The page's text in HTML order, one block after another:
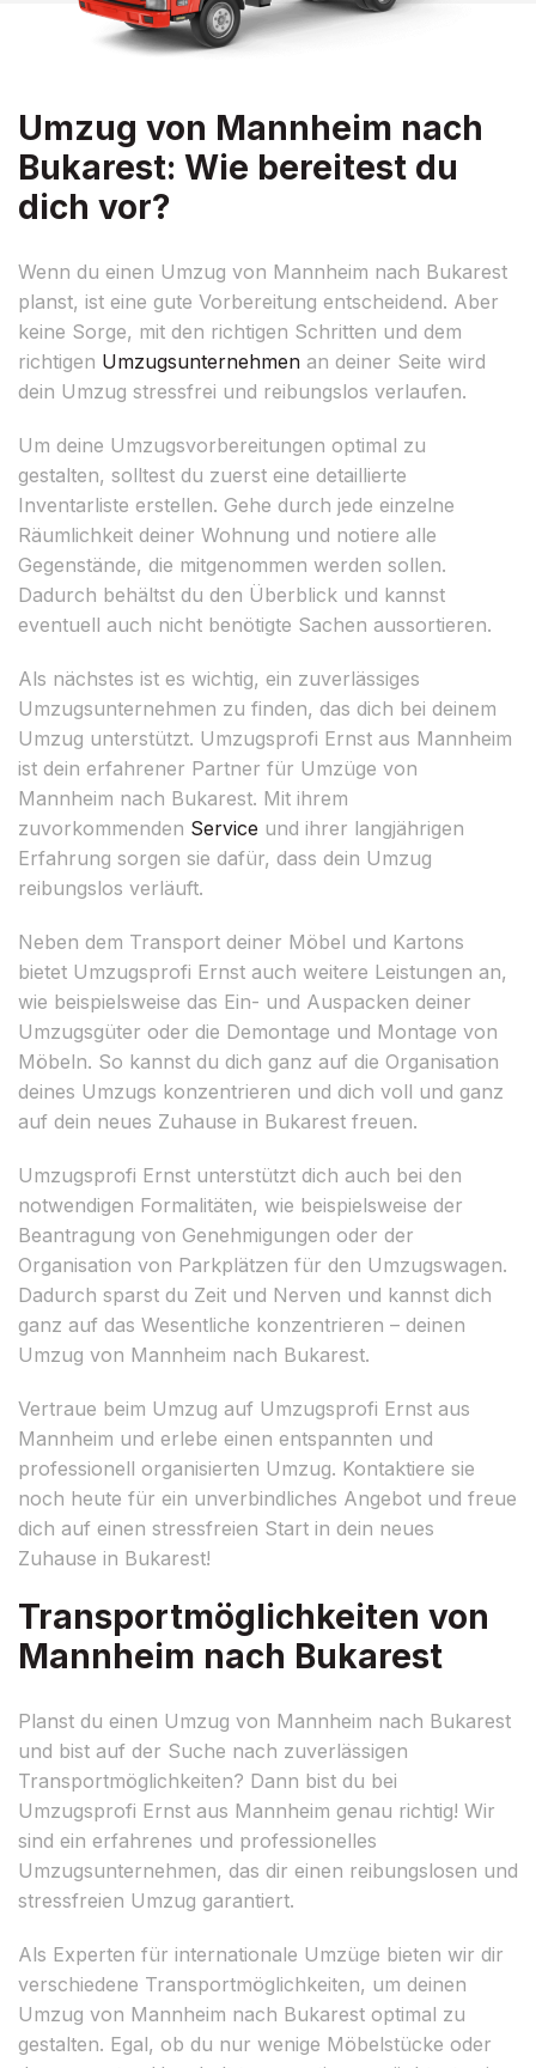
Umzug von Mannheim nach
Bukarest: Wie bereitest du
dich vor?
Wenn du einen Umzug von Mannheim nach Bukarest
planst, ist eine gute Vorbereitung entscheidend. Aber
keine Sorge, mit den richtigen Schritten und dem
richtigen Umzugsunternehmen an deiner Seite wird
dein Umzug stressfrei und reibungslos verlaufen.
Um deine Umzugsvorbereitungen optimal zu
gestalten, solltest du zuerst eine detaillierte
Inventarliste erstellen. Gehe durch jede einzelne
Räumlichkeit deiner Wohnung und notiere alle
Gegenstände, die mitgenommen werden sollen.
Dadurch behältst du den Überblick und kannst
eventuell auch nicht benötigte Sachen aussortieren.
Als nächstes ist es wichtig, ein zuverlässiges
Umzugsunternehmen zu finden, das dich bei deinem
Umzug unterstützt. Umzugsprofi Ernst aus Mannheim
ist dein erfahrener Partner für Umzüge von
Mannheim nach Bukarest. Mit ihrem
zuvorkommenden Service und ihrer langjährigen
Erfahrung sorgen sie dafür, dass dein Umzug
reibungslos verläuft.
Neben dem Transport deiner Möbel und Kartons
bietet Umzugsprofi Ernst auch weitere Leistungen an,
wie beispielsweise das Ein- und Auspacken deiner
Umzugsgüter oder die Demontage und Montage von
Möbeln. So kannst du dich ganz auf die Organisation
deines Umzugs konzentrieren und dich voll und ganz
auf dein neues Zuhause in Bukarest freuen.
Umzugsprofi Ernst unterstützt dich auch bei den
notwendigen Formalitäten, wie beispielsweise der
Beantragung von Genehmigungen oder der
Organisation von Parkplätzen für den Umzugswagen.
Dadurch sparst du Zeit und Nerven und kannst dich
ganz auf das Wesentliche konzentrieren – deinen
Umzug von Mannheim nach Bukarest.
Vertraue beim Umzug auf Umzugsprofi Ernst aus
Mannheim und erlebe einen entspannten und
professionell organisierten Umzug. Kontaktiere sie
noch heute für ein unverbindliches Angebot und freue
dich auf einen stressfreien Start in dein neues
Zuhause in Bukarest!
Transportmöglichkeiten von
Mannheim nach Bukarest
Planst du einen Umzug von Mannheim nach Bukarest
und bist auf der Suche nach zuverlässigen
Transportmöglichkeiten? Dann bist du bei
Umzugsprofi Ernst aus Mannheim genau richtig! Wir
sind ein erfahrenes und professionelles
Umzugsunternehmen, das dir einen reibungslosen und
stressfreien Umzug garantiert.
Als Experten für internationale Umzüge bieten wir dir
verschiedene Transportmöglichkeiten, um deinen
Umzug von Mannheim nach Bukarest optimal zu
gestalten. Egal, ob du nur wenige Möbelstücke oder